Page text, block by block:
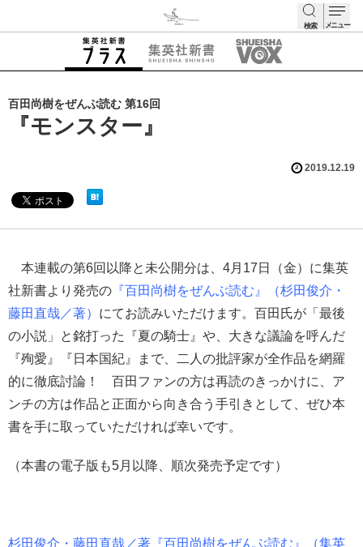
検索 メニュー
百田尚樹をぜんぶ読む 第16回
『モンスター』
2019.12.19
本連載の第6回以降と未公開分は、4月17日（金）に集英
社新書より発売の 『百田尚樹をぜんぶ読む』（杉田俊介・
藤田直哉／著） にてお読みいただけます。百田氏が「最後
の小説」と銘打った『夏の騎士』や、大きな議論を呼んだ
『殉愛』『日本国紀』まで、二人の批評家が全作品を網羅
的に徹底討論！ 百田ファンの方は再読のきっかけに、ア
ンチの方は作品と正面から向き合う手引きとして、ぜひ本
書を手に取っていただければ幸いです。
（本書の電子版も5月以降、順次発売予定です）
杉田俊介・藤田直哉／著『百田尚樹をぜんぶ読む』（集英